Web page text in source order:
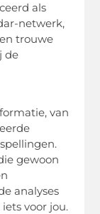
als
netwerk,
trouwe
de
van
gewoon
analyses
voor jou.